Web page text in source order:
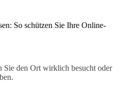
So schützen Sie Ihre Online-
Sie den Ort wirklich besucht oder